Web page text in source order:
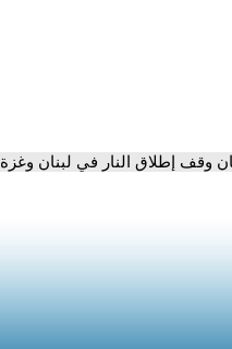
وقف إطلاق النار في لبنان وغزة